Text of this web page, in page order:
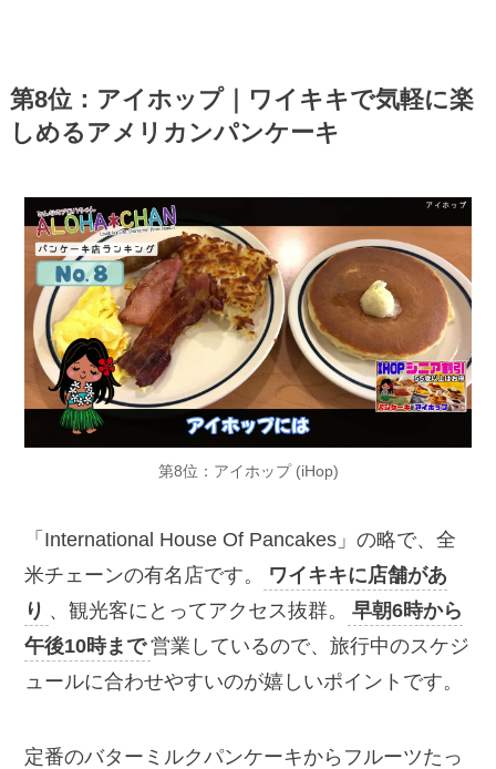
第8位：アイホップ｜ワイキキで気軽に楽
しめるアメリカンパンケーキ
第8位：アイホップ (iHop)
「International House Of Pancakes」の略で、全
米チェーンの有名店です。
ワイキキに店舗があ
り 、観光客にとってアクセス抜群。
早朝6時から
午後10時まで 営業しているので、旅行中のスケジ
ュールに合わせやすいのが嬉しいポイントです。
定番のバターミルクパンケーキからフルーツたっ